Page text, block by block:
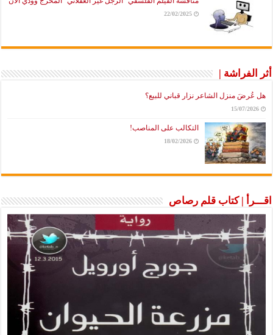
22/02/2025
أثر الفراشة |
هل عُرضَ منزل الشاعر نزار قباني للبيع؟
15/07/2026
التكالب على المناصب!
18/02/2026
اقـــرأ | كتاب قلم رصاص